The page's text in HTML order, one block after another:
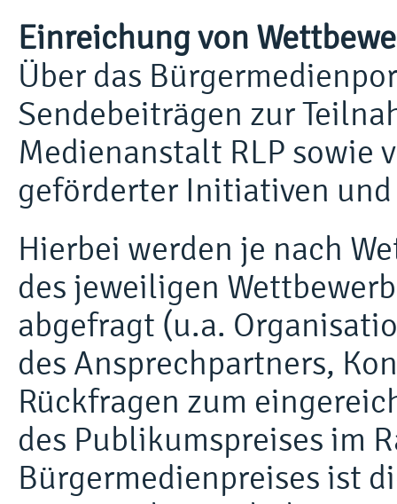
Einreichung von
Über das
Sendebeiträgen zur
Medienanstalt RLP sowie
geförderter Initiativen
Hierbei werden je nach
des jeweiligen
abgefragt (u.a.
des Ansprechpartners,
Rückfragen zum
des Publikumspreises im
Bürgermedienpreises ist